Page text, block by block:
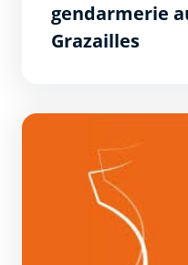
gendarmerie
Grazailles
Carcassonne reçoit le